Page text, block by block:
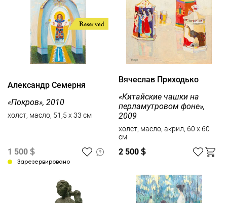
Александр Семерня
«Покров», 2010
холст, масло, 51,5 x 33 см
1 500 $
Зарезервировано
Вячеслав Приходько
«Китайские чашки на
перламутровом фоне»,
2009
холст, масло, акрил, 60 x 60
см
2 500 $